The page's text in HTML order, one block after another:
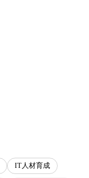
IT人材育成